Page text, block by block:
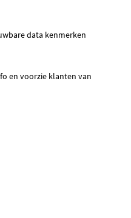
data kenmerken
en voorzie klanten van